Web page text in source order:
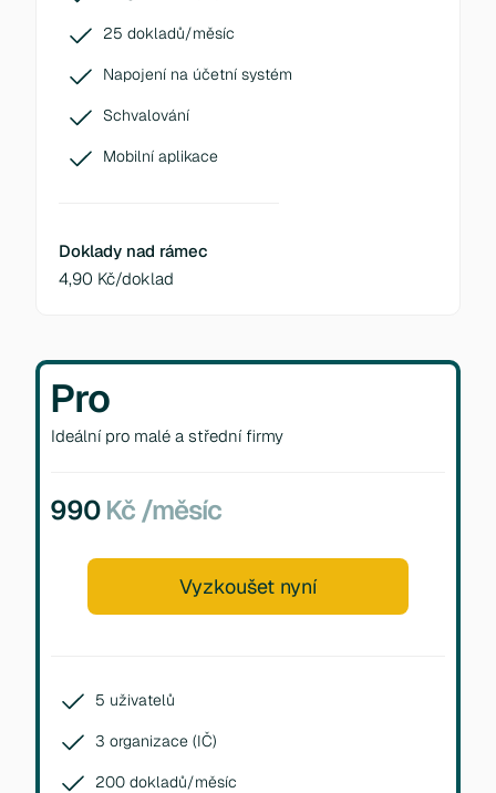
25 dokladů/měsíc
Napojení na účetní systém
Schvalování
Mobilní aplikace
Doklady nad rámec
4,90 Kč/doklad
Pro
Ideální pro malé a střední firmy
990Kč /měsíc
Vyzkoušet nyní
5 uživatelů
3 organizace (IČ)
200 dokladů/měsíc